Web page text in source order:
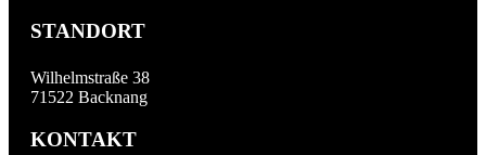
STANDORT
Wilhelmstraße 38
71522 Backnang
KONTAKT